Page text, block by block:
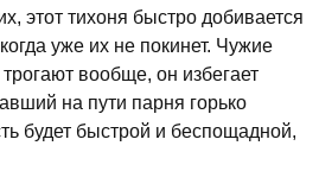
этот тихоня быстро добивается
уже их не покинет. Чужие
вообще, он избегает
на пути парня горько
будет быстрой и беспощадной,